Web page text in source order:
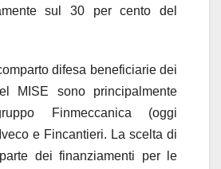
sul 30 per cento del
difesa beneficiarie dei
MISE sono principalmente
Finmeccanica (oggi
e Fincantieri. La scelta di
dei finanziamenti per le